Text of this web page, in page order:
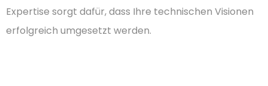
Expertise sorgt dafür, dass Ihre technischen Visionen
erfolgreich umgesetzt werden.